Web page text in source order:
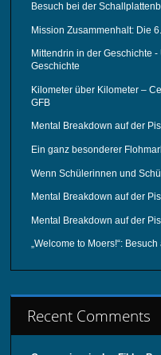
Besuch bei der
Mission Zusammenhalt: Die
Mittendrin in der Geschichte
Geschichte
Kilometer über Kilometer –
GFB
Mental Breakdown auf der
Ein ganz besonderer
Wenn Schülerinnen und
Mental Breakdown auf der
Mental Breakdown auf der
„Welcome to Moers!“:
Recent Comments